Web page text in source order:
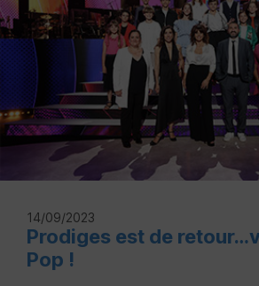
14/09/2023
Prodiges est de
Pop !